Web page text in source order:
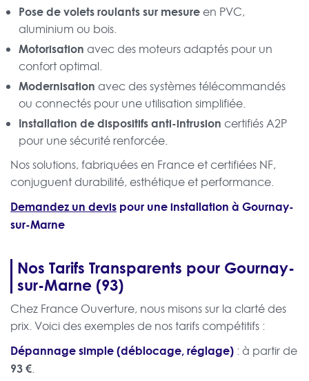
Pose de volets roulants sur mesure en PVC,
aluminium ou bois.
Motorisation avec des moteurs adaptés pour un
confort optimal.
Modernisation avec des systèmes télécommandés
ou connectés pour une utilisation simplifiée.
Installation de dispositifs anti-intrusion certifiés A2P
pour une sécurité renforcée.
Nos solutions, fabriquées en France et certifiées NF,
conjuguent durabilité, esthétique et performance.
Demandez un devis pour une installation à Gournay-
sur-Marne
Nos Tarifs Transparents pour Gournay-
sur-Marne (93)
Chez France Ouverture, nous misons sur la clarté des
prix. Voici des exemples de nos tarifs compétitifs :
Dépannage simple (déblocage, réglage) : à partir de
93 €.